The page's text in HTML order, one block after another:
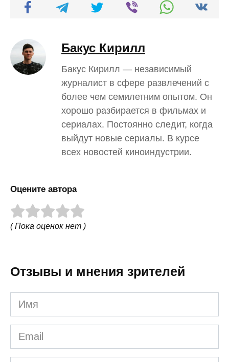
Бакус Кирилл
Бакус Кирилл — независимый
журналист в сфере развлечений с
более чем семилетним опытом. Он
хорошо разбирается в фильмах и
сериалах. Постоянно следит, когда
выйдут новые сериалы. В курсе
всех новостей киноиндустрии.
Оцените автора
( Пока оценок нет )
Отзывы и мнения зрителей
Имя
Email